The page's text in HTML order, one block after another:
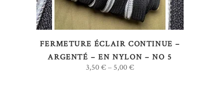
variations.
Les
options
peuvent
être
FERMETURE ÉCLAIR CONTINUE –
ARGENTÉ – EN NYLON – NO 5
3,50€ – 5,00€